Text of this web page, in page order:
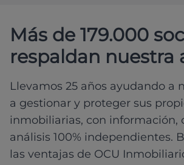
Más de 179.000
respaldan nuestra
Llevamos 25 años ayudando a
a gestionar y proteger sus
inmobiliarias, con información,
análisis 100% independientes.
las ventajas de OCU